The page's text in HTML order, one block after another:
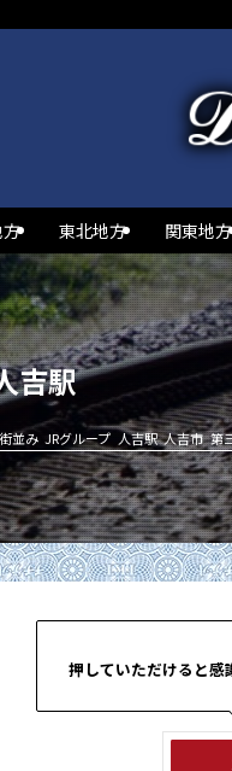
東北地方 関東地方
吉駅
街並み JRグループ 人吉駅 人吉市 第
押していただけると感